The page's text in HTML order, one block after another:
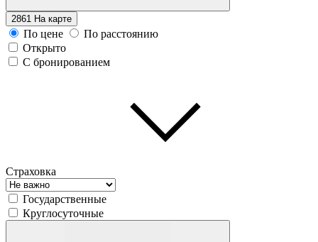
2861 На карте
По цене
По расстоянию
Открыто
С бронированием
Страховка
Государственные
Круглосуточные